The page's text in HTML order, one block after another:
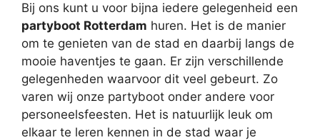
Bij ons kunt u voor bijna iedere gelegenheid een
partyboot Rotterdam huren. Het is de manier
om te genieten van de stad en daarbij langs de
mooie haventjes te gaan. Er zijn verschillende
gelegenheden waarvoor dit veel gebeurt. Zo
varen wij onze partyboot onder andere voor
personeelsfeesten. Het is natuurlijk leuk om
elkaar te leren kennen in de stad waar je